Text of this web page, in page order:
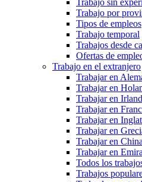
Trabajo sin
Trabajo por
Tipos de empleos
Trabajo temporal
Trabajos desde
Ofertas de
Trabajo en el extranjero
Trabajar en
Trabajar en
Trabajar en
Trabajar en
Trabajar en
Trabajar en
Trabajar en China
Trabajar en
Todos los
Trabajos